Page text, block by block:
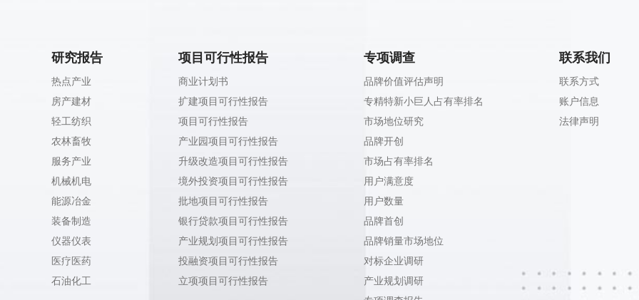
研究报告
热点产业
房产建材
轻工纺织
农林畜牧
服务产业
机械机电
能源冶金
装备制造
仪器仪表
医疗医药
石油化工
项目可行性报告
商业计划书
扩建项目可行性报告
项目可行性报告
产业园项目可行性报告
升级改造项目可行性报告
境外投资项目可行性报告
批地项目可行性报告
银行贷款项目可行性报告
产业规划项目可行性报告
投融资项目可行性报告
立项项目可行性报告
专项调查
品牌价值评估声明
专精特新小巨人占有率排名
市场地位研究
品牌开创
市场占有率排名
用户满意度
用户数量
品牌首创
品牌销量市场地位
对标企业调研
产业规划调研
联系我们
联系方式
账户信息
法律声明